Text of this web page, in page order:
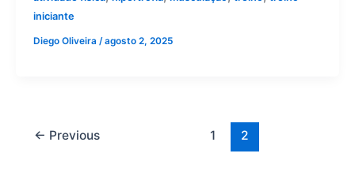
iniciante
Diego Oliveira /agosto 2, 2025
← Previous 1 2